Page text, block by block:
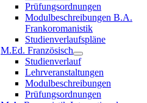
Prüfungsordnungen
Modulbeschreibungen B.A.
Frankoromanistik
Studienverlaufspläne
M.Ed. Französisch
Studienverlauf
Lehrveranstaltungen
Modulbeschreibungen
Prüfungsordnungen